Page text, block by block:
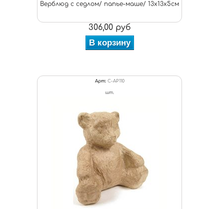
Верблюд с седлом/ папье-маше/ 13х13х5см
306,00 руб
В корзину
Арт: C-AP110
шт.